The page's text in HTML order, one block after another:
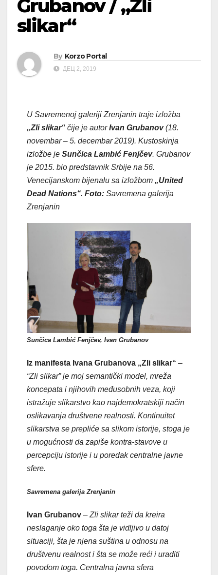
Grubanov / „Zli
slikar“
By Korzo Portal
ДЕЦ 2, 2019
U Savremenoj galeriji Zrenjanin traje izložba
„Zli slikar“ čije je autorIvan Grubanov(18.
novembar – 5. decembar 2019). Kustoskinja
izložbe je Sunčica Lambić Fenjčev. Grubanov
je 2015. bio predstavnik Srbije na 56.
Venecijanskom bijenalu sa izložbom „United
Dead Nations“. Foto: Savremena galerija
Zrenjanin
Sunčica Lambić Fenjčev, Ivan Grubanov
Iz manifesta Ivana Grubanova „Zli slikar“ –
“Zli slikar” je moj semantički model, mreža
koncepata i njihovih međusobnih veza, koji
istražuje slikarstvo kao najdemokratskiji način
oslikavanja društvene realnosti. Kontinuitet
slikarstva se prepliće sa slikom istorije, stoga je
u mogućnosti da zapiše kontra-stavove u
percepciju istorije i u poredak centralne javne
sfere.
Savremena galerija Zrenjanin
Ivan Grubanov – Zli slikar teži da kreira
neslaganje oko toga šta je vidljivo u datoj
situaciji, šta je njena suština u odnosu na
društvenu realnost i šta se može reći i uraditi
povodom toga. Centralna javna sfera